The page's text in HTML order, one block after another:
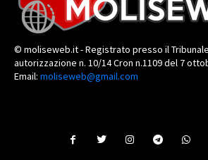
© moliseweb.it - Registrato presso il
autorizzazione n. 10/14 Cron n.1109 del 7
Email: moliseweb@gmail.com